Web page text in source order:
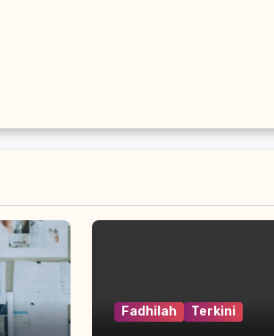
Fadhilah Terkini